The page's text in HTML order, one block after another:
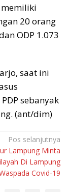
memiliki
20 orang
ODP 1.073
saat ini
sebanyak
(ant/dim)
Pos selanjutnya
Lampung Minta
Di Lampung
Covid-19